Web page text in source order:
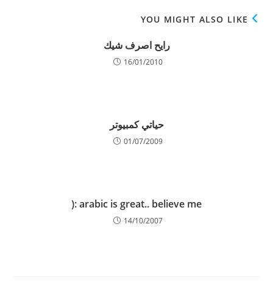
YOU MIGHT ALSO LIKE
رايح اصرف شيك
16/01/2010
حياتي كمبيوتر
01/07/2009
arabic is great.. believe me :(
14/10/2007